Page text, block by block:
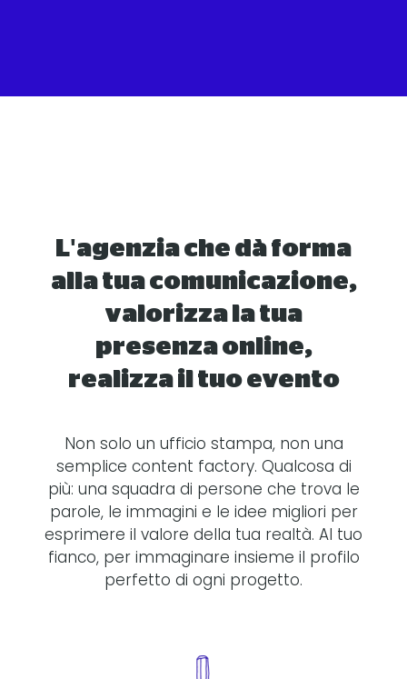
L'agenzia che dà forma
alla tua comunicazione,
valorizza la tua
presenza online,
realizza il tuo evento
Non solo un ufficio stampa, non una
semplice content factory. Qualcosa di
più: una squadra di persone che trova le
parole, le immagini e le idee migliori per
esprimere il valore della tua realtà. Al tuo
fianco, per immaginare insieme il profilo
perfetto di ogni progetto.